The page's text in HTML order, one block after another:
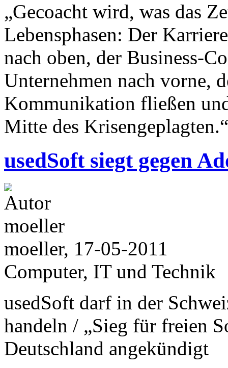
„Gecoacht wird, was das
Lebensphasen: Der
nach oben, der Business-
Unternehmen nach vorne,
Kommunikation fließen
Mitte des
usedSoft siegt gegen
moeller, 17-05-2011
Computer, IT und Technik
usedSoft darf in der
handeln / „Sieg für freien
Deutschland angekündigt